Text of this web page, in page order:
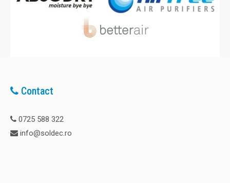
Contact
0725 588 322
info@soldec.ro